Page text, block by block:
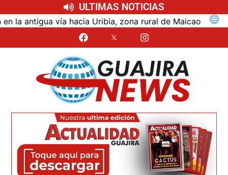
ULTIMAS NOTICIAS
vía hacia Uribia, zona rural de Maicao